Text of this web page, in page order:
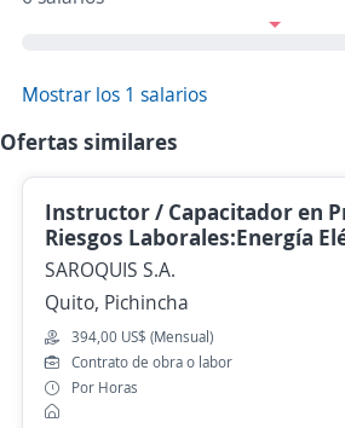
Mostrar los 1 salarios
Ofertas similares
Instructor / Capacitador en
Riesgos Laborales:Energía
SAROQUIS S.A.
Quito, Pichincha
394,00 US$ (Mensual)
Contrato de obra o labor
Por Horas